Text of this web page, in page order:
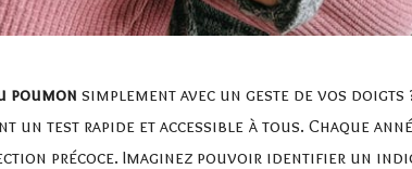
poumon simplement avec un geste de vos
test rapide et accessible à tous. Chaque
précoce. Imaginez pouvoir identifier un